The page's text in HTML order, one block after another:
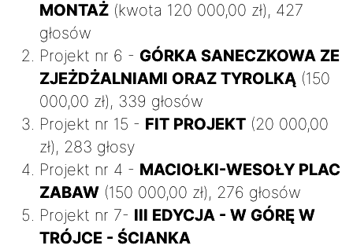
MONTAŻ (kwota 120 000,00 zł), 427
głosów
Projekt nr 6 - GÓRKA SANECZKOWA ZE
ZJEŻDŻALNIAMI ORAZ TYROLKĄ (150
000,00 zł), 339 głosów
Projekt nr 15 - FIT PROJEKT (20 000,00
zł), 283 głosy
Projekt nr 4 - MACIOŁKI-WESOŁY PLAC
ZABAW (150 000,00 zł), 276 głosów
Projekt nr 7- III EDYCJA - W GÓRĘ W
TRÓJCE - ŚCIANKA